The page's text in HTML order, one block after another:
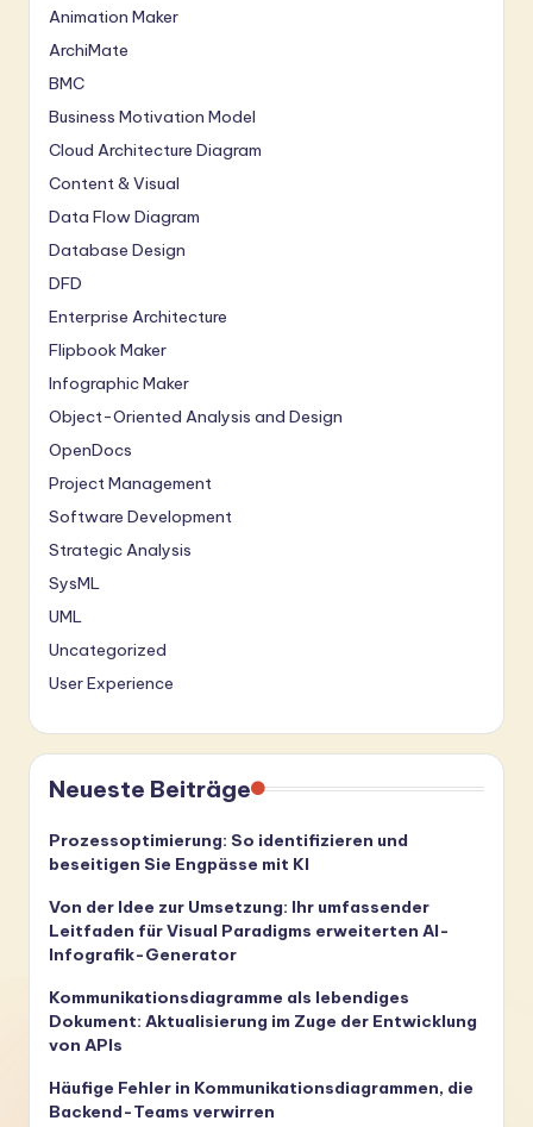
Animation Maker
ArchiMate
BMC
Business Motivation Model
Cloud Architecture Diagram
Content & Visual
Data Flow Diagram
Database Design
DFD
Enterprise Architecture
Flipbook Maker
Infographic Maker
Object-Oriented Analysis and Design
OpenDocs
Project Management
Software Development
Strategic Analysis
SysML
UML
Uncategorized
User Experience
Neueste Beiträge
Prozessoptimierung: So identifizieren und
beseitigen Sie Engpässe mit KI
Von der Idee zur Umsetzung: Ihr umfassender
Leitfaden für Visual Paradigms erweiterten AI-
Infografik-Generator
Kommunikationsdiagramme als lebendiges
Dokument: Aktualisierung im Zuge der Entwicklung
von APIs
Häufige Fehler in Kommunikationsdiagrammen, die
Backend-Teams verwirren